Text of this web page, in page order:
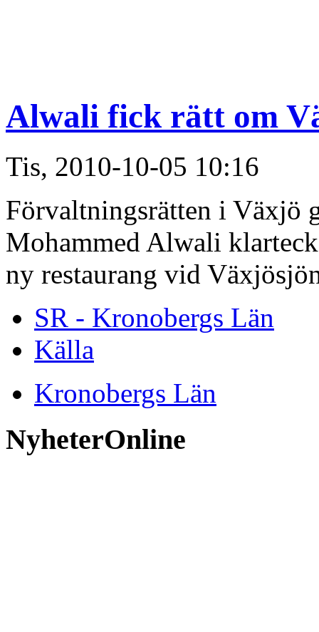
Alwali fick rätt om
Tis, 2010-10-05 10:16
Förvaltningsrätten i Växjö
Mohammed Alwali
ny restaurang vid
SR - Kronobergs Län
Källa
Kronobergs Län
NyheterOnline